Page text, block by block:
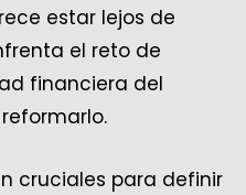
estar lejos de
el reto de
financiera del
cruciales para definir